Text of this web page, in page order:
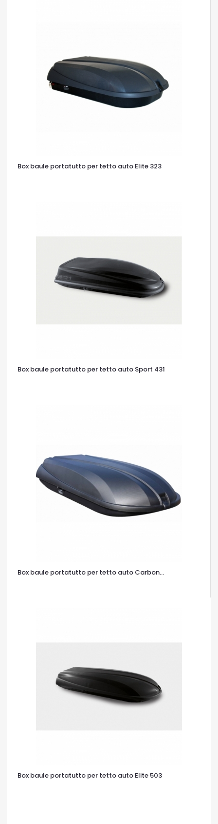
Box baule portatutto per tetto auto Elite 323
Box baule portatutto per tetto auto Sport 431
Box baule portatutto per tetto auto Carbon...
Box baule portatutto per tetto auto Elite 503